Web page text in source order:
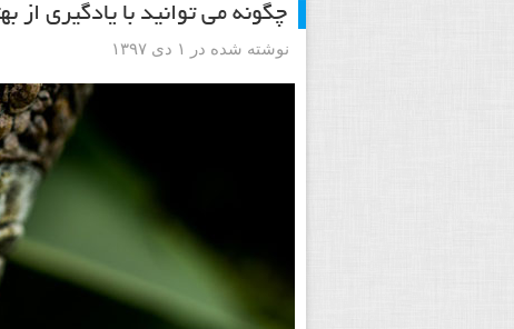
چگونه می توانید با یادگیری
نوشته شده در ۱ دی ۱۳۹۷